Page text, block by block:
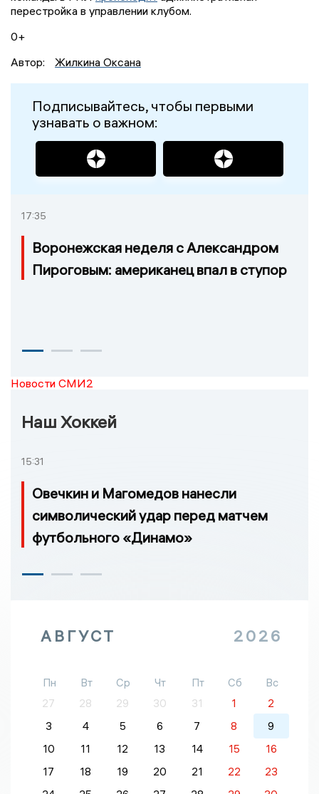
перестройка в управлении клубом.
0+
Автор:
Жилкина Оксана
Подписывайтесь, чтобы первыми
узнавать о важном:
17:35
Воронежская неделя с Александром
Пироговым: американец впал в ступор
Новости СМИ2
Наш Хоккей
15:31
Овечкин и Магомедов нанесли
символический удар перед матчем
футбольного «Динамо»
АВГУСТ 2026
Пн Вт Ср Чт Пт Сб
Вс
27
28 29 30 31 1
2
3
4 5 6 7 8
9
10
11 12 13 14 15
16
17
18 19 20 21 22
23